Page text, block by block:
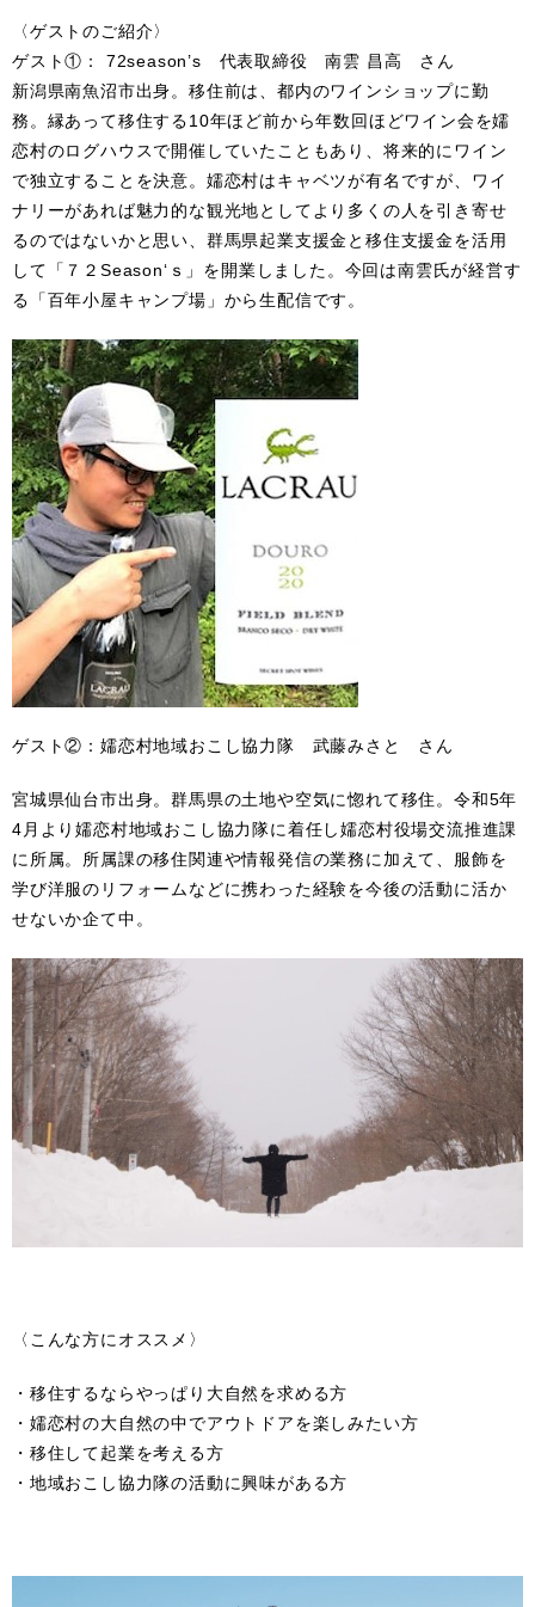
〈ゲストのご紹介〉
ゲスト①： 72season’s 代表取締役 南雲 昌高 さん
新潟県南魚沼市出身。移住前は、都内のワインショップに勤
務。縁あって移住する10年ほど前から年数回ほどワイン会を嬬
恋村のログハウスで開催していたこともあり、将来的にワイン
で独立することを決意。嬬恋村はキャベツが有名ですが、ワイ
ナリーがあれば魅力的な観光地としてより多くの人を引き寄せ
るのではないかと思い、群馬県起業支援金と移住支援金を活用
して「７２Season‘ｓ」を開業しました。今回は南雲氏が経営す
る「百年小屋キャンプ場」から生配信です。
ゲスト②：嬬恋村地域おこし協力隊 武藤みさと さん
宮城県仙台市出身。群馬県の土地や空気に惚れて移住。令和5年
4月より嬬恋村地域おこし協力隊に着任し嬬恋村役場交流推進課
に所属。所属課の移住関連や情報発信の業務に加えて、服飾を
学び洋服のリフォームなどに携わった経験を今後の活動に活か
せないか企て中。
〈こんな方にオススメ〉
・移住するならやっぱり大自然を求める方
・嬬恋村の大自然の中でアウトドアを楽しみたい方
・移住して起業を考える方
・地域おこし協力隊の活動に興味がある方